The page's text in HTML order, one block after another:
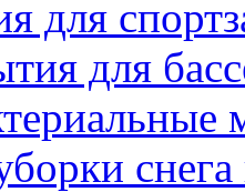
для
для